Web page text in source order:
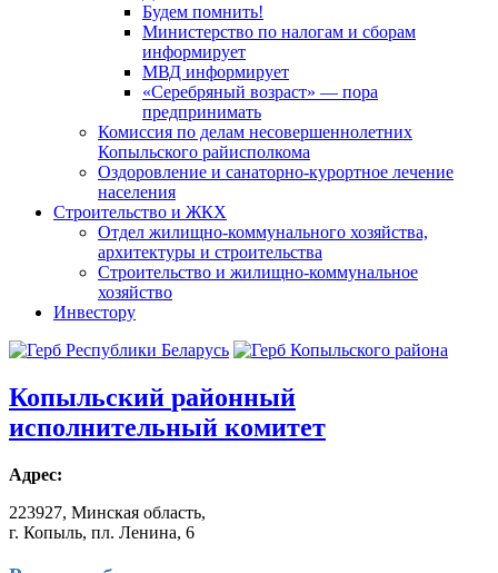
Будем помнить!
Министерство по налогам и сборам
информирует
МВД информирует
«Серебряный возраст» — пора
предпринимать
Комиссия по делам несовершеннолетних
Копыльского райисполкома
Оздоровление и санаторно-курортное лечение
населения
Строительство и ЖКХ
Отдел жилищно-коммунального хозяйства,
архитектуры и строительства
Строительство и жилищно-коммунальное
хозяйство
Инвестору
Копыльский районный
исполнительный комитет
Адрес:
223927, Минская область,
г. Копыль, пл. Ленина, 6